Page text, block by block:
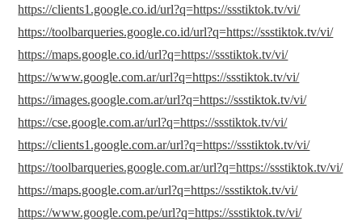
https://clients1.google.co.id/url?q=https://ssstiktok.tv/vi/
https://toolbarqueries.google.co.id/url?q=https://ssstiktok.tv/vi/
https://maps.google.co.id/url?q=https://ssstiktok.tv/vi/
https://www.google.com.ar/url?q=https://ssstiktok.tv/vi/
https://images.google.com.ar/url?q=https://ssstiktok.tv/vi/
https://cse.google.com.ar/url?q=https://ssstiktok.tv/vi/
https://clients1.google.com.ar/url?q=https://ssstiktok.tv/vi/
https://toolbarqueries.google.com.ar/url?q=https://ssstiktok.tv/vi/
https://maps.google.com.ar/url?q=https://ssstiktok.tv/vi/
https://www.google.com.pe/url?q=https://ssstiktok.tv/vi/